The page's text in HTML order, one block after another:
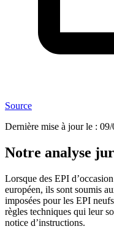
Source
Dernière mise à jour le : 09/
Notre analyse
Lorsque des EPI
européen, ils sont soumis
imposées pour les EPI
règles techniques qui leur
notice d’instructions.